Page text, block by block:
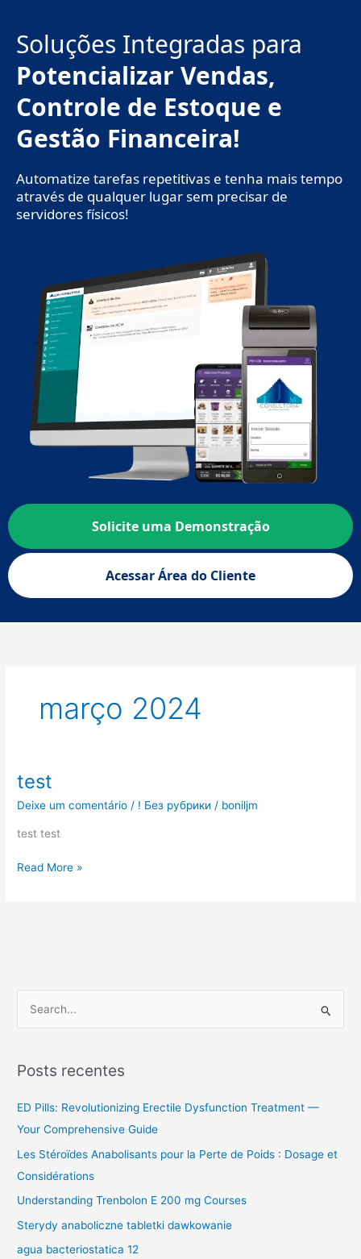
Soluções Integradas para
Potencializar Vendas,
Controle de Estoque e
Gestão Financeira!
Automatize tarefas repetitivas e tenha mais tempo
através de qualquer lugar sem precisar de
servidores físicos!
Solicite uma Demonstração
Acessar Área do Cliente
março 2024
test
Deixe um comentário / ! Без рубрики / boniljm
test test
test
Read More »
q
p
o
r
Posts recentes
ED Pills: Revolutionizing Erectile Dysfunction Treatment —
Your Comprehensive Guide
Les Stéroïdes Anabolisants pour la Perte de Poids : Dosage et
Considérations
Understanding Trenbolon E 200 mg Courses
Sterydy anaboliczne tabletki dawkowanie
agua bacteriostatica 12